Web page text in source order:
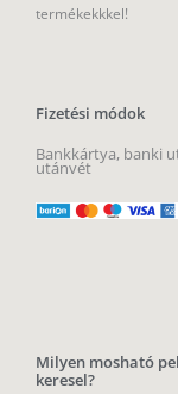
termékekkkel!
Fizetési módok
Bankkártya, banki
utánvét
Milyen mosható
keresel?